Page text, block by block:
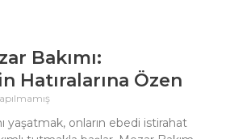
Bakımı:
Hatıralarına Özen
yaşatmak, onların ebedi istirahat